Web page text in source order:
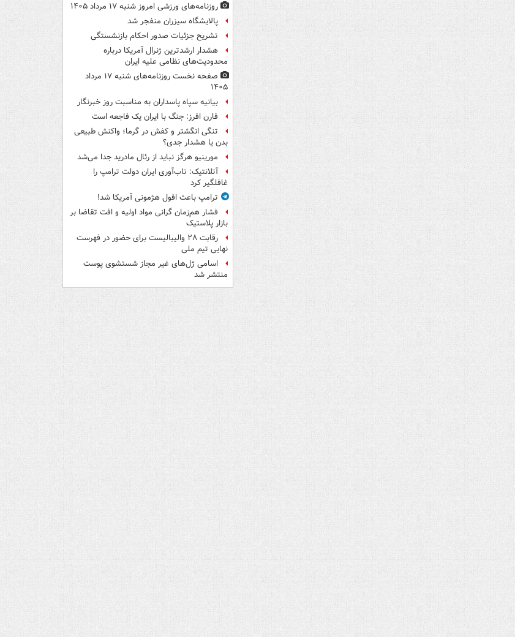
روزنامه‌های ورزشی امروز ‌شنبه ۱۷ مرداد ۱۴۰۵
پالایشگاه سیزران منفجر شد
تشریح جزئیات صدور احکام بازنشستگی
هشدار ارشدترین ژنرال آمریکا درباره
محدودیت‌های نظامی علیه ایران
صفحه نخست روزنامه‌های شنبه ۱۷ مرداد
۱۴۰۵
بیانیه سپاه پاسداران به مناسبت روز خبرنگار
فارن افرز: جنگ با ایران یک فاجعه است
تنگی انگشتر و کفش در گرما؛ واکنش طبیعی
بدن یا هشدار جدی؟
مورینیو هرگز نباید از رئال مادرید جدا می‌شد
آتلانتیک: تاب‌آوری ایران دولت ترامپ را
غافلگیر کرد
ترامپ باعث افول هژمونی آمریکا شد!
فشار هم‌زمان گرانی مواد اولیه و افت تقاضا بر
بازار پلاستیک
رقابت ۲۸ والیبالیست برای حضور در فهرست
نهایی تیم ملی
اسامی ژل‌های غیر مجاز شستشوی پوست
منتشر شد